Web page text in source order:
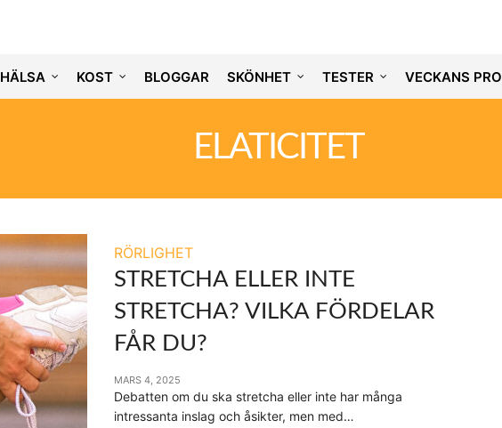
HÄLSA KOST BLOGGAR SKÖNHET TESTER VECKANS
ELATICITET
RÖRLIGHET
STRETCHA ELLER INTE
STRETCHA? VILKA FÖRDELAR
FÅR DU?
MARS 4, 2025
Debatten om du ska stretcha eller inte har många
intressanta inslag och åsikter, men med…